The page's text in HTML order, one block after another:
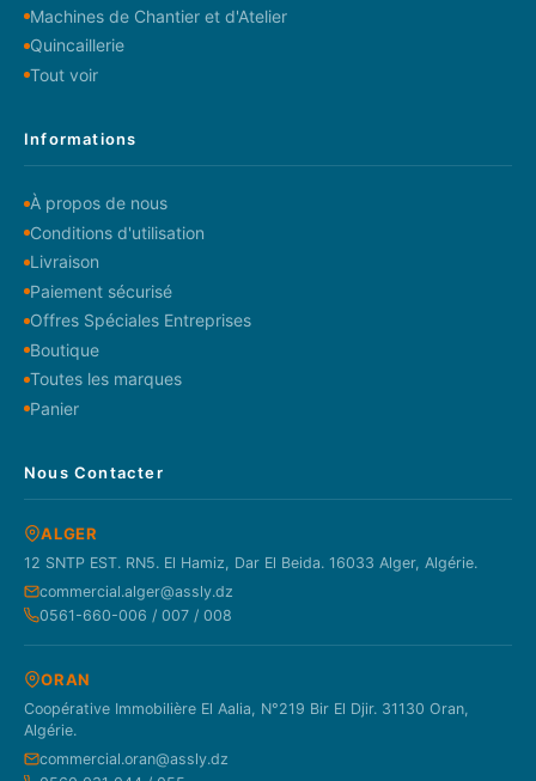
Machines de Chantier et d'Atelier
Quincaillerie
Tout voir
Informations
À propos de nous
Conditions d'utilisation
Livraison
Paiement sécurisé
Offres Spéciales Entreprises
Boutique
Toutes les marques
Panier
Nous Contacter
ALGER
12 SNTP EST. RN5. El Hamiz, Dar El Beida. 16033 Alger, Algérie.
commercial.alger@assly.dz
0561-660-006 / 007 / 008
ORAN
Coopérative Immobilière El Aalia, N°219 Bir El Djir. 31130 Oran,
Algérie.
commercial.oran@assly.dz